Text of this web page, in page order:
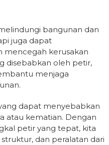
bangunan dan
juga dapat
mencegah kerusakan
disebabkan oleh petir,
menjaga
dapat menyebabkan
atau kematian. Dengan
petir yang tepat, kita
dan peralatan dari